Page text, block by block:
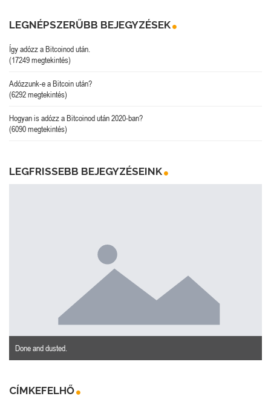
LEGNÉPSZERŰBB BEJEGYZÉSEK
Így adózz a Bitcoinod után.
(17249 megtekintés)
Adózzunk-e a Bitcoin után?
(6292 megtekintés)
Hogyan is adózz a Bitcoinod után 2020-ban?
(6090 megtekintés)
LEGFRISSEBB BEJEGYZÉSEINK
Done and dusted.
CÍMKEFELHŐ